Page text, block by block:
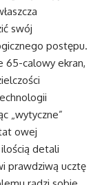
swój
postępu.
65-calowy ekran,
„wytyczne”
owej
detali
prawdziwą ucztę